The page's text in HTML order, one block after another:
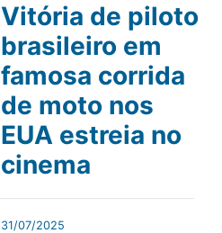
Vitória de piloto
brasileiro em
famosa corrida
de moto nos
EUA estreia no
cinema
31/07/2025